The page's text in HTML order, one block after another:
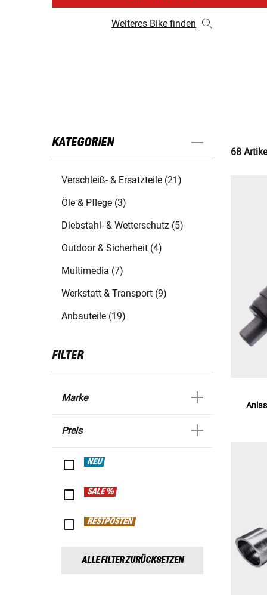
Weiteres Bike finden
KATEGORIEN
Verschleiß- & Ersatzteile (21)
Öle & Pflege (3)
Diebstahl- & Wetterschutz (5)
Outdoor & Sicherheit (4)
Multimedia (7)
Werkstatt & Transport (9)
Anbauteile (19)
FILTER
Marke
Preis
NEU
SALE %
RESTPOSTEN
ALLE FILTER ZURÜCKSETZEN
68